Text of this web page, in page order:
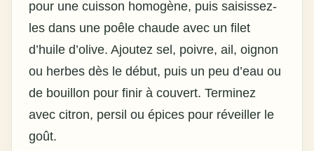
pour une cuisson homogène, puis saisissez-
les dans une poêle chaude avec un filet
d’huile d’olive. Ajoutez sel, poivre, ail, oignon
ou herbes dès le début, puis un peu d’eau ou
de bouillon pour finir à couvert. Terminez
avec citron, persil ou épices pour réveiller le
goût.